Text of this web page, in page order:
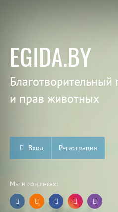
EGIDA.BY
и прав животных
Вход Регистрация
Мы в соц.сетях: